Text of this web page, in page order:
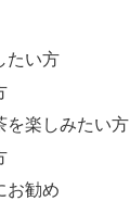
たい方
を楽しみたい方
お勧め